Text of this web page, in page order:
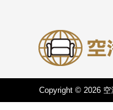
Copyright © 2026